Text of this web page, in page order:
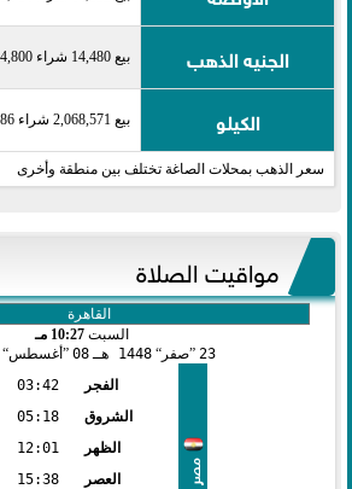
الجنيه الذهب بيع 14,480 شراء 14,800
الكيلو بيع 2,068,571 شراء 2,114,286
سعر الذهب بمحلات الصاغة تختلف بين منطقة وأخرى
مواقيت الصلاة
السبت 10:27 مـ
23
صفر 1448 هـ 08 أغسطس
مصر
الفجر
03:42
الشروق
05:18
الظهر
12:01
العصر
15:38